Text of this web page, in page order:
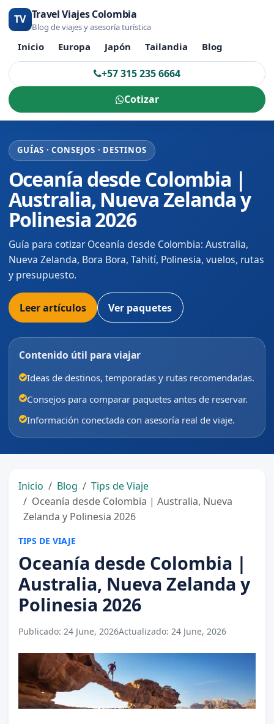
TV Travel Viajes Colombia
Blog de viajes y asesoría turística
Inicio Europa Japón Tailandia Blog
+57 315 235 6664
Cotizar
GUÍAS · CONSEJOS · DESTINOS
Oceanía desde Colombia |
Australia, Nueva Zelanda y
Polinesia 2026
Guía para cotizar Oceanía desde Colombia: Australia,
Nueva Zelanda, Bora Bora, Tahití, Polinesia, vuelos, rutas
y presupuesto.
Leer artículos Ver paquetes
Contenido útil para viajar
Ideas de destinos, temporadas y rutas recomendadas.
Consejos para comparar paquetes antes de reservar.
Información conectada con asesoría real de viaje.
Inicio Blog
Tips de Viaje
Oceanía desde Colombia | Australia, Nueva
Zelanda y Polinesia 2026
TIPS DE VIAJE
Oceanía desde Colombia |
Australia, Nueva Zelanda y
Polinesia 2026
Publicado: 24 June, 2026Actualizado: 24 June, 2026